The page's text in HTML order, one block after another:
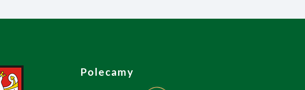
Polecamy